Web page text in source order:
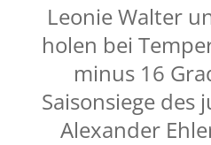
Leonie Walter
holen bei
minus 16
Saisonsiege des
Alexander